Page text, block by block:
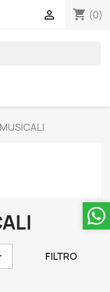
shopping_cart (0)

FILTRO